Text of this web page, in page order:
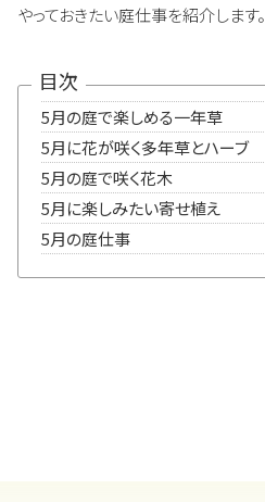
やっておきたい庭仕事を紹介します。
目次
5月の庭で楽しめる一年草
5月に花が咲く多年草とハーブ
5月の庭で咲く花木
5月に楽しみたい寄せ植え
5月の庭仕事